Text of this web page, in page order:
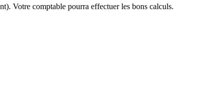
Votre comptable pourra effectuer les bons calculs.